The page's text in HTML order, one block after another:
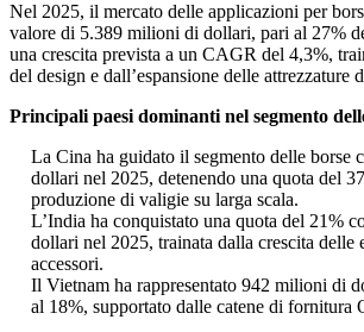
Nel 2025, il mercato delle applicazioni per
valore di 5.389 milioni di dollari, pari al 27%
una crescita prevista a un CAGR del 4,3%,
del design e dall’espansione delle attrezzature
Principali paesi dominanti nel segmento
La Cina ha guidato il segmento delle borse
dollari nel 2025, detenendo una quota del
produzione di valigie su larga scala.
L’India ha conquistato una quota del 21%
dollari nel 2025, trainata dalla crescita delle
accessori.
Il Vietnam ha rappresentato 942 milioni di
al 18%, supportato dalle catene di fornitura